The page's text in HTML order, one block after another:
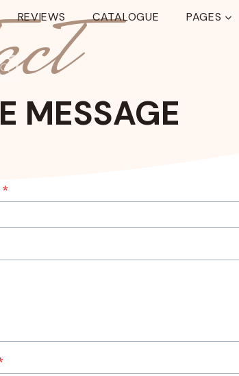
REVIEWS CATALOGUE
PAGES
MESSAGE
*